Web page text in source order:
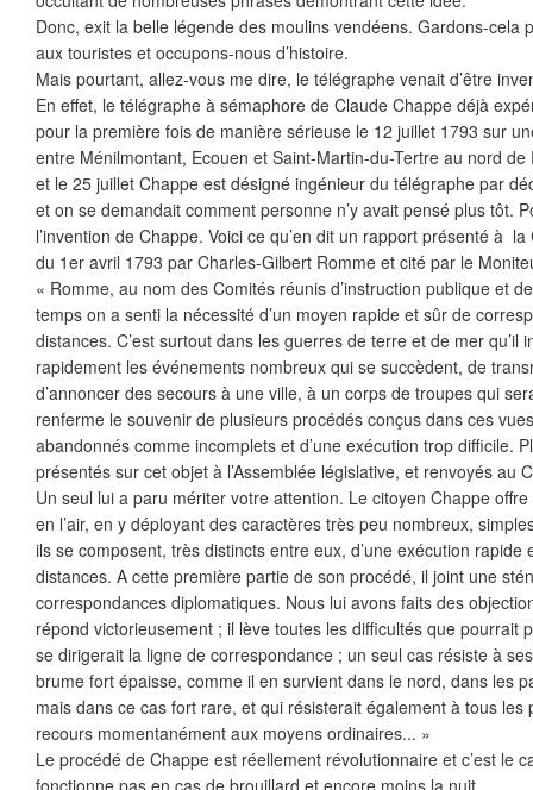
Donc, exit la belle légende des moulins vendéens. Gardons-cela
aux touristes et occupons-nous d’histoire.
Mais pourtant, allez-vous me dire, le télégraphe venait d’être
En effet, le télégraphe à sémaphore de Claude Chappe déjà
pour la première fois de manière sérieuse le 12 juillet 1793 sur
entre Ménilmontant, Ecouen et Saint-Martin-du-Tertre au nord de
et le 25 juillet Chappe est désigné ingénieur du télégraphe par
et on se demandait comment personne n’y avait pensé plus tôt.
l’invention de Chappe. Voici ce qu’en dit un rapport présenté à
du 1er avril 1793 par Charles-Gilbert Romme et cité par le
« Romme, au nom des Comités réunis d’instruction publique et
temps on a senti la nécessité d’un moyen rapide et sûr de
distances. C’est surtout dans les guerres de terre et de mer qu’il
rapidement les événements nombreux qui se succèdent, de
d’annoncer des secours à une ville, à un corps de troupes qui
renferme le souvenir de plusieurs procédés conçus dans ces
abandonnés comme incomplets et d’une exécution trop difficile.
présentés sur cet objet à l’Assemblée législative, et renvoyés au
Un seul lui a paru mériter votre attention. Le citoyen Chappe
en l’air, en y déployant des caractères très peu nombreux,
ils se composent, très distincts entre eux, d’une exécution rapide
distances. A cette première partie de son procédé, il joint une
correspondances diplomatiques. Nous lui avons faits des
répond victorieusement ; il lève toutes les difficultés que pourrait
se dirigerait la ligne de correspondance ; un seul cas résiste à
brume fort épaisse, comme il en survient dans le nord, dans les
mais dans ce cas fort rare, et qui résisterait également à tous les
recours momentanément aux moyens ordinaires... »
Le procédé de Chappe est réellement révolutionnaire et c’est le
fonctionne pas en cas de brouillard et encore moins la nuit...